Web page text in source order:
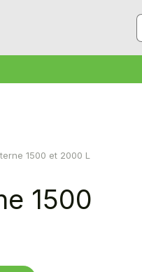
1500 et 2000 L
1500